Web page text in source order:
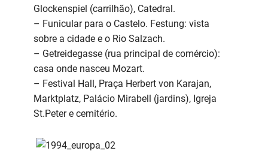
Glockenspiel (carrilhão), Catedral.
– Funicular para o Castelo. Festung: vista
sobre a cidade e o Rio Salzach.
– Getreidegasse (rua principal de comércio):
casa onde nasceu Mozart.
– Festival Hall, Praça Herbert von Karajan,
Marktplatz, Palácio Mirabell (jardins), Igreja
St.Peter e cemitério.